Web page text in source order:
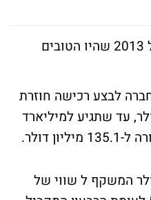
חברת צ'ק פוינט (סימול: CHKP) פירסמה היום (ג') דוחותיה לרבעון הרביעי של 2013 שהיו הטובים
לבצע רכישה חוזרת
דולר (בכל רבעון תרכוש עד 200 מיליון דולר, עד שתגיע למיליארד
התוכנה הישראלית שנסחרת בנאסד"ק במחיר שיא של 64.8 דולר המשקף ל שווי של